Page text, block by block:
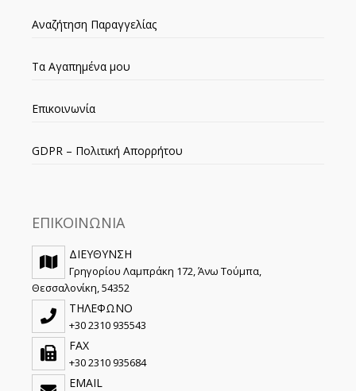
Αναζήτηση Παραγγελίας
Τα Αγαπημένα μου
Επικοινωνία
GDPR – Πολιτική Απορρήτου
ΕΠΙΚΟΙΝΩΝΙΑ
ΔΙΕΥΘΥΝΣΗ
Γρηγορίου Λαμπράκη 172, Άνω Τούμπα,
Θεσσαλονίκη, 54352
ΤΗΛΕΦΩΝΟ
+30 2310 935543
FAX
+30 2310 935684
EMAIL